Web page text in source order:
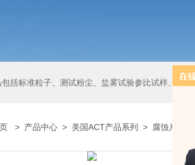
包括标准粒子、测试粉尘、盐雾试验参比试样、橘皮
> 产品中心 > 美国ACT产品系列 > 腐蚀片 >